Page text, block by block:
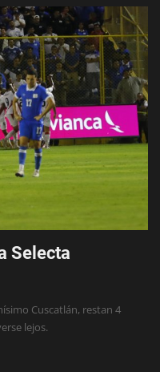
Selecta
Cuscatlán, restan 4
lejos.